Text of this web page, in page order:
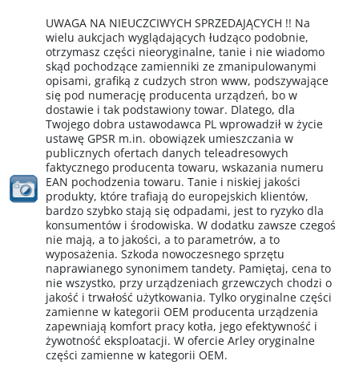
UWAGA NA NIEUCZCIWYCH SPRZEDAJĄCYCH !! Na
wielu aukcjach wyglądających łudząco podobnie,
otrzymasz części nieoryginalne, tanie i nie wiadomo
skąd pochodzące zamienniki ze zmanipulowanymi
opisami, grafiką z cudzych stron www, podszywające
się pod numerację producenta urządzeń, bo w
dostawie i tak podstawiony towar. Dlatego, dla
Twojego dobra ustawodawca PL wprowadził w życie
ustawę GPSR m.in. obowiązek umieszczania w
publicznych ofertach danych teleadresowych
faktycznego producenta towaru, wskazania numeru
EAN pochodzenia towaru. Tanie i niskiej jakości
produkty, które trafiają do europejskich klientów,
bardzo szybko stają się odpadami, jest to ryzyko dla
konsumentów i środowiska. W dodatku zawsze czegoś
nie mają, a to jakości, a to parametrów, a to
wyposażenia. Szkoda nowoczesnego sprzętu
naprawianego synonimem tandety. Pamiętaj, cena to
nie wszystko, przy urządzeniach grzewczych chodzi o
jakość i trwałość użytkowania. Tylko oryginalne części
zamienne w kategorii OEM producenta urządzenia
zapewniają komfort pracy kotła, jego efektywność i
żywotność eksploatacji. W ofercie Arley oryginalne
części zamienne w kategorii OEM.